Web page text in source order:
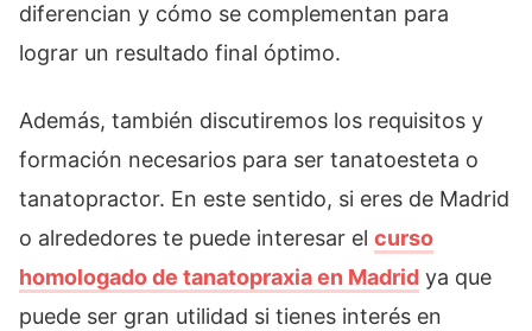
diferencian y cómo se complementan para
lograr un resultado final óptimo.
Además, también discutiremos los requisitos y
formación necesarios para ser tanatoesteta o
tanatopractor. En este sentido, si eres de Madrid
o alrededores te puede interesar el curso
homologado de tanatopraxia en Madrid ya que
puede ser gran utilidad si tienes interés en